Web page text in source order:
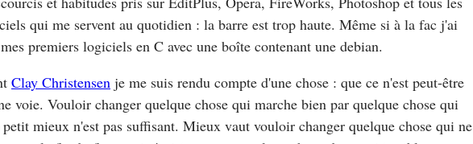
qui me servent au quotidien : la barre est trop haute. Même si à la fac j'ai
premiers logiciels en C avec une boîte contenant une debian.
Clay Christensen je me suis rendu compte d'une chose : que ce n'est peut-être
voie. Vouloir changer quelque chose qui marche bien par quelque chose qui
mieux n'est pas suffisant. Mieux vaut vouloir changer quelque chose qui ne